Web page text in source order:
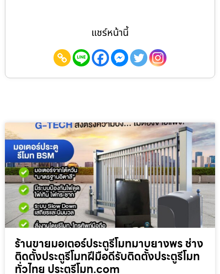
แชร์หน้านี้
ร้านขายมอเตอร์ประตูรีโมทมาบยางพร ช่าง
ติดตั้งประตูรีโมทฝีมือดีรับติดตั้งประตูรีโมท
ทั่วไทย ประตูรีโมท.com